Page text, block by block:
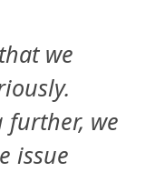
we
further, we
issue